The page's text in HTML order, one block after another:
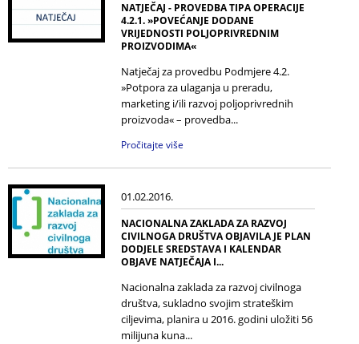
NATJEČAJ - PROVEDBA TIPA OPERACIJE
4.2.1. »POVEĆANJE DODANE
VRIJEDNOSTI POLJOPRIVREDNIM
PROIZVODIMA«
Natječaj za provedbu Podmjere 4.2.
»Potpora za ulaganja u preradu,
marketing i/ili razvoj poljoprivrednih
proizvoda« – provedba...
Pročitajte više
01.02.2016.
NACIONALNA ZAKLADA ZA RAZVOJ
CIVILNOGA DRUŠTVA OBJAVILA JE PLAN
DODJELE SREDSTAVA I KALENDAR
OBJAVE NATJEČAJA I...
Nacionalna zaklada za razvoj civilnoga
društva, sukladno svojim strateškim
ciljevima, planira u 2016. godini uložiti 56
milijuna kuna...